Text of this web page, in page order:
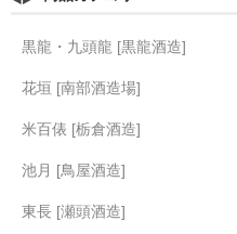
黒龍・九頭龍 [黒龍酒造]
花垣 [南部酒造場]
米百俵 [栃倉酒造]
池月 [鳥屋酒造]
東長 [瀬頭酒造]